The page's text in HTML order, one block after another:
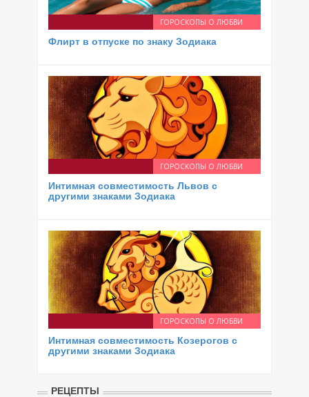
ГОРОСКОПЫ О ЛЮБВИ
Флирт в отпуске по знаку Зодиака
ГОРОСКОПЫ О ЛЮБВИ
Интимная совместимость Львов с
другими знаками Зодиака
ГОРОСКОПЫ О ЛЮБВИ
Интимная совместимость Козерогов с
другими знаками Зодиака
РЕЦЕПТЫ